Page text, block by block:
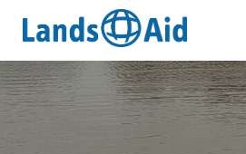
Inhalt
springen
HOME